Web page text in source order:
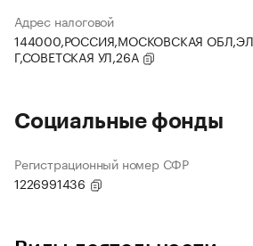
Адрес налоговой
144000,РОССИЯ,МОСКОВСКАЯ
Г,СОВЕТСКАЯ УЛ,26А
Социальные фонды
Регистрационный номер СФР
1226991436